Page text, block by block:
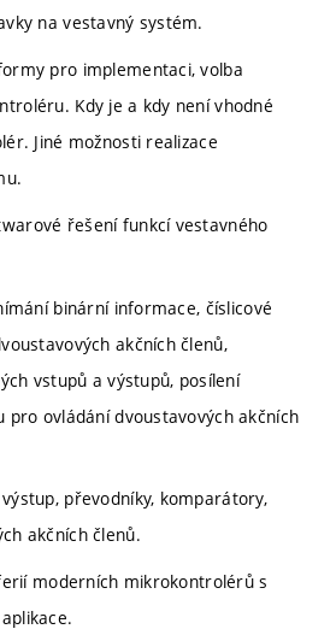
na vestavný systém.
pro implementaci, volba
Kdy je a kdy není vhodné
Jiné možnosti realizace
řešení funkcí vestavného
binární informace, číslicové
akčních členů,
vstupů a výstupů, posílení
pro ovládání dvoustavových akčních
převodníky, komparátory,
akčních členů.
moderních mikrokontrolérů s